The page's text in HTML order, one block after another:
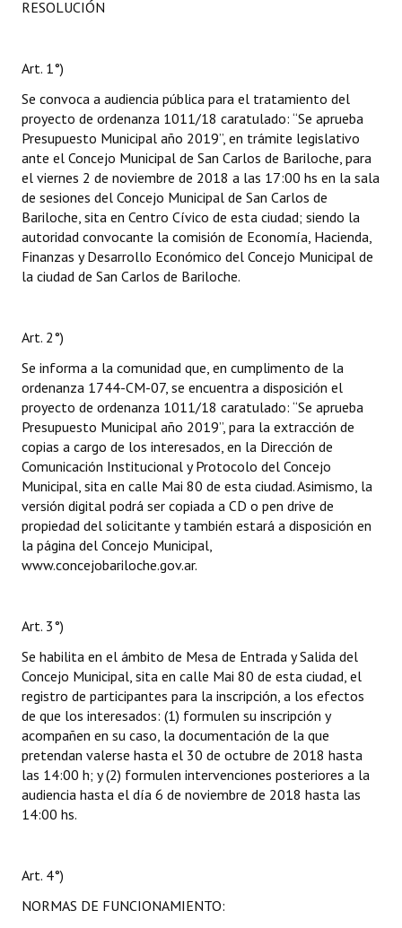
RESOLUCIÓN
Art. 1°)
Se convoca a audiencia pública para el tratamiento del
proyecto de ordenanza 1011/18 caratulado: “Se aprueba
Presupuesto Municipal año 2019”, en trámite legislativo
ante el Concejo Municipal de San Carlos de Bariloche, para
el viernes 2 de noviembre de 2018 a las 17:00 hs en la sala
de sesiones del Concejo Municipal de San Carlos de
Bariloche, sita en Centro Cívico de esta ciudad; siendo la
autoridad convocante la comisión de Economía, Hacienda,
Finanzas y Desarrollo Económico del Concejo Municipal de
la ciudad de San Carlos de Bariloche.
Art. 2°)
Se informa a la comunidad que, en cumplimento de la
ordenanza 1744-CM-07, se encuentra a disposición el
proyecto de ordenanza 1011/18 caratulado: “Se aprueba
Presupuesto Municipal año 2019”, para la extracción de
copias a cargo de los interesados, en la Dirección de
Comunicación Institucional y Protocolo del Concejo
Municipal, sita en calle Mai 80 de esta ciudad. Asimismo, la
versión digital podrá ser copiada a CD o pen drive de
propiedad del solicitante y también estará a disposición en
la página del Concejo Municipal,
www.concejobariloche.gov.ar.
Art. 3°)
Se habilita en el ámbito de Mesa de Entrada y Salida del
Concejo Municipal, sita en calle Mai 80 de esta ciudad, el
registro de participantes para la inscripción, a los efectos
de que los interesados: (1) formulen su inscripción y
acompañen en su caso, la documentación de la que
pretendan valerse hasta el 30 de octubre de 2018 hasta
las 14:00 h; y (2) formulen intervenciones posteriores a la
audiencia hasta el día 6 de noviembre de 2018 hasta las
14:00 hs.
Art. 4°)
NORMAS DE FUNCIONAMIENTO: